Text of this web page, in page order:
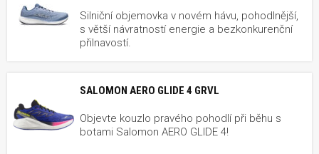
Silniční objemovka v novém hávu, pohodlnější,
s větší návratností energie a bezkonkurenční
přilnavostí.
SALOMON AERO GLIDE 4 GRVL
Objevte kouzlo pravého pohodlí při běhu s
botami Salomon AERO GLIDE 4!